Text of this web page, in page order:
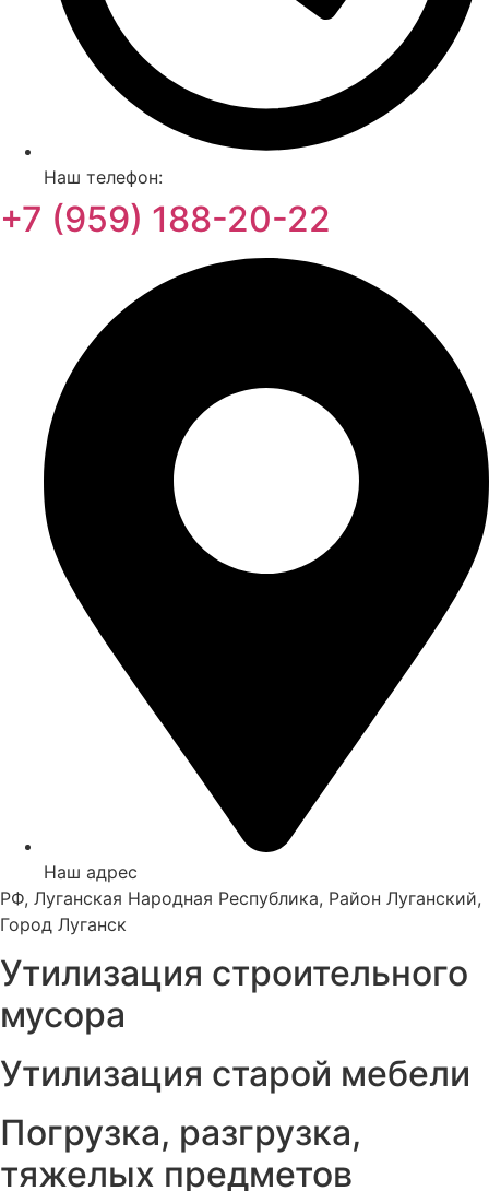
Наш телефон:
+7 (959) 188-20-22
Наш адрес
РФ, Луганская Народная Республика, Район Луганский,
Город Луганск
Утилизация строительного
мусора
Утилизация старой мебели
Погрузка, разгрузка,
тяжелых предметов